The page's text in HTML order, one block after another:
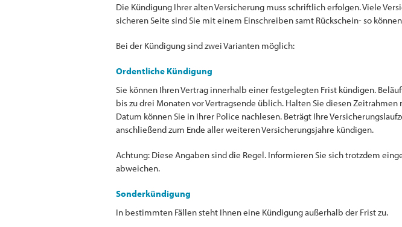
Die Kündigung Ihrer alten Versicherung muss schriftlich erfolgen. Viele
sicheren Seite sind Sie mit einem Einschreiben samt Rückschein- so
Bei der Kündigung sind zwei Varianten möglich:
Ordentliche Kündigung
Sie können Ihren Vertrag innerhalb einer festgelegten Frist kündigen.
bis zu drei Monaten vor Vertragsende üblich. Halten Sie diesen
Datum können Sie in Ihrer Police nachlesen. Beträgt Ihre
anschließend zum Ende aller weiteren Versicherungsjahre kündigen.
Achtung: Diese Angaben sind die Regel. Informieren Sie sich trotzdem
abweichen.
Sonderkündigung
In bestimmten Fällen steht Ihnen eine Kündigung außerhalb der Frist zu.